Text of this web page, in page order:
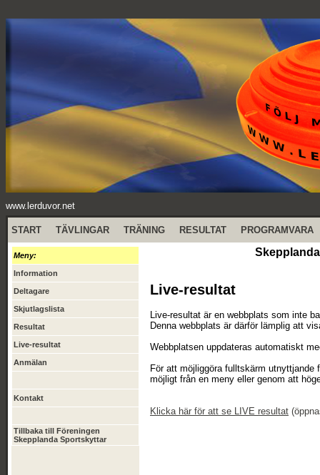
www.lerduvor.net
START TÄVLINGAR TRÄNING RESULTAT PROGRAMVARA
Meny:
Information
Deltagare
Skjutlagslista
Resultat
Live-resultat
Anmälan
Kontakt
Tillbaka till Föreningen
Skepplanda Sportskyttar
Live-resultat
Live-resultat är en webbplats som inte
Denna webbplats är därför lämplig att
Webbplatsen uppdateras automatiskt
För att möjliggöra fulltskärm utnyttjande
möjligt från en meny eller genom att
Klicka här för att se LIVE resultat